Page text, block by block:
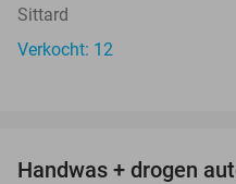
Sittard
Verkocht: 12
Handwas + drogen